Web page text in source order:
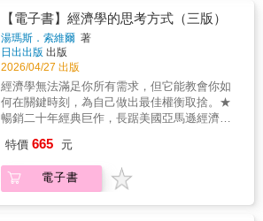
皮高手的精準手法會被編寫成歌謠傳送？$ 為
什麼，張愛玲筆下的情感世界，滿是錢的影
子？$ 為什麼，攝影大師布列松會因為金融危
機失控攀上藝術高峰？$ 為什麼，一日將盡，
排隊的人們仍抱著希望能買到黃金？★★＿＿
坐索、搶兌，歷史名人不為人知的一面……
【坐索】軍權勒索銀行 1926年國民革命軍
在廣州誓師北伐，為獲得銀行家支持，蔣介石
飭令部隊沿途不得騷擾銀行，因而得到好感。
到銀行，以「坐索」方式強行「借錢」。
所謂「坐索」，就是部隊派軍官到銀行，一屁
股坐在辦公室裡，門口再站幾名衛兵，銀行家
季節性與趨勢，不再被短期波動誤導。• 精準預
測： 運用過往資料建模，科學化預測未來銷售
走向。• 廣告優化： 分析不同媒介的廣告貢獻
度，找出最佳投放時機與預算比例。• 完整實務
流程：從資料觀察 → 建模 → 驗證 → 預測 →
最佳化，讓理論直接轉化為工作生產力。• 視覺
化圖解： 複雜的迴歸與建模過程轉化為圖表，
一眼掌握性質與重點。• 商務導向： 內容涵蓋
廣告成效驗證、因果推論與預算最佳化，聚焦
銷售，極具商務價值。• 學習檢測： 每一章結
自無關的財務操作，卻成為形塑當今世界樣貌
的關鍵因素。本書作者曾在日本國稅局擔任國
稅調查官10年，透過生動歷史故事與專業制度
分析，帶領我們一窺導致當今全球貧富差距與
國力強弱的隱形線索──· 古代埃及的官僚貪
腐：書吏超徵稅收、中飽私囊，法老為解決財
政破洞而增稅，王朝統治威信也隨之瓦解。· 漢
武帝嚴格查緝逃稅：從戶籍造假、人頭稅舞弊
到私鑄偽幣猖獗，漢武帝以鹽鐵專賣與貨幣改
熱銷而積欠高額稅款，但取得政權後透過制度
調整，最終幾乎免繳。· 科技巨頭的避稅計畫：
亞馬遜與蘋果公司利用設立子公司，展現全球
【電子書】經濟學的思考方式（三版）
湯瑪斯．索維爾 著
日出出版 出版
2026/04/27 出版
經濟學無法滿足你所有需求，但它能教會你如
何在關鍵時刻，為自己做出最佳權衡取捨。★
暢銷二十年經典巨作，長踞美國亞馬遜經濟學
國智庫胡佛研究院資深研究員寫給所有人的經
濟學★美國全民都在讀的經濟學入門書沒有方
程式、圖表、專有名詞與註釋，經濟學基本法
特價 665 元
電子書